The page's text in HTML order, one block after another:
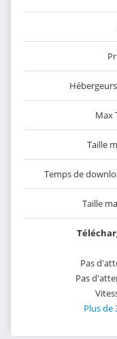
Max
Taille
Temps de
Taille
Pas
Pas
Plus de